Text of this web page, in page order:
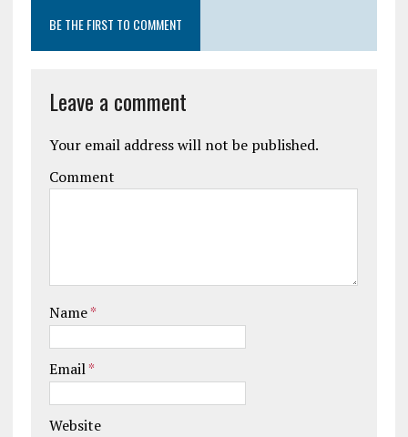
BE THE FIRST TO COMMENT
Leave a comment
Your email address will not be published.
Comment
Name*
Email*
Website